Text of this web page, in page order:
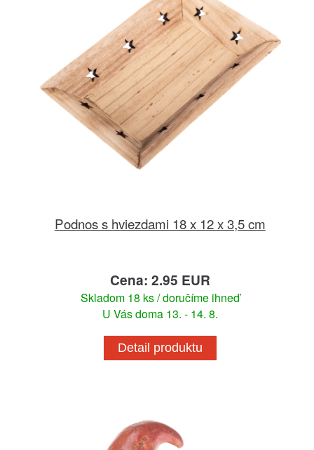
Podnos s hviezdami 18 x 12 x 3,5 cm
Cena: 2.95 EUR
Skladom 18 ks / doručíme ihneď
U Vás doma 13. - 14. 8.
Detail produktu